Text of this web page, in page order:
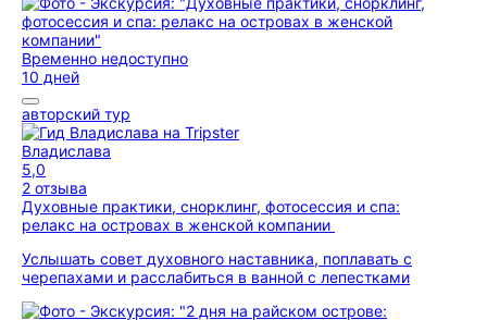
Временно недоступно
10 дней
авторский тур
Владислава
5,0
2 отзыва
Духовные практики, снорклинг, фотосессия и спа:
релакс на островах в женской компании
Услышать совет духовного наставника, поплавать с
черепахами и расслабиться в ванной с лепестками